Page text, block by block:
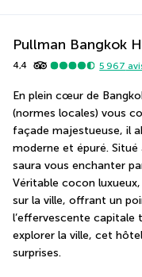
Pullman Bangkok
4,4 5 967
En plein cœur de
(normes locales) vous
façade majestueuse, il
moderne et épuré.
saura vous enchanter
Véritable cocon
sur la ville, offrant un
l’effervescente capitale
explorer la ville, cet
surprises.